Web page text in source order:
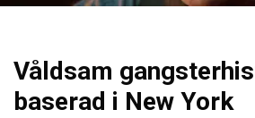
Våldsam
baserad i New York